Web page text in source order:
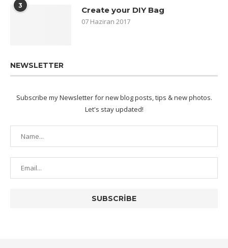
3 Create your DIY Bag
07 Haziran 2017
NEWSLETTER
Subscribe my Newsletter for new blog posts, tips & new photos.
Let's stay updated!